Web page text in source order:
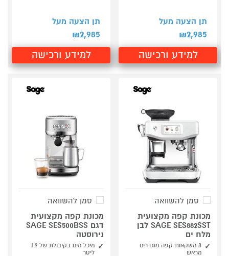
תן הצעה מעל
₪2,985
למידע ורכישה
תן הצעה מעל
₪2,985
למידע ורכישה
סמן להשוואה
מכונת קפה מקצועית
SAGE SES882SST לבן
מלח ים
8 משקאות קפה מוגדרים
מראש
סמן להשוואה
מכונת קפה מקצועית
דגם SAGE SES500BSS
נירוסטה
מיכל מים בקיבולת של 1.9
ליטר